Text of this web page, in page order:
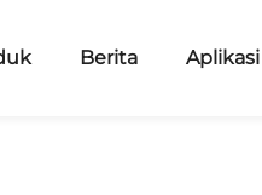
Berita Aplikasi